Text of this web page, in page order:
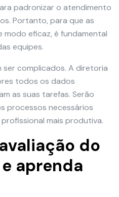
padronizar o atendimento
Portanto, para que as
eficaz, é fundamental
equipes.
ser complicados. A diretoria
todos os dados
as suas tarefas. Serão
processos necessários
mais produtiva.
do
aprenda